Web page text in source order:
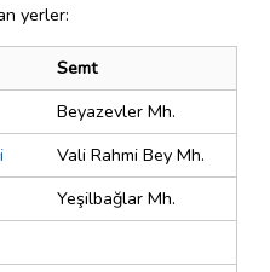
yerler:
Semt
Beyazevler Mh.
Vali Rahmi Bey Mh.
Yeşilbağlar Mh.